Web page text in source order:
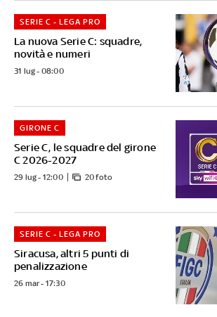
La nuova Serie C: squadre,
novità e numeri
SERIE C - LEGA PRO
31 lug - 08:00
Serie C, le squadre del girone
C 2026-2027
GIRONE C
29 lug - 12:00 20 foto
Siracusa, altri 5 punti di
penalizzazione
SERIE C - LEGA PRO
26 mar - 17:30